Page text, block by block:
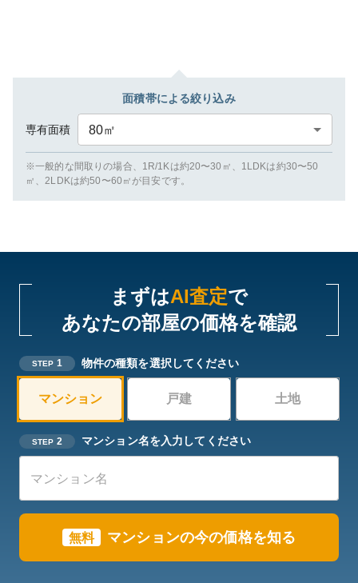
面積帯による絞り込み
専有面積 80㎡
※一般的な間取りの場合、1R/1Kは約20〜30㎡、1LDKは約30〜50
㎡、2LDKは約50〜60㎡が目安です。
まずはAI査定で
あなたの部屋の価格を確認
STEP 1 物件の種類を選択してください
マンション 戸建 土地
STEP 2 マンション名を入力してください
無料 マンションの今の価格を知る